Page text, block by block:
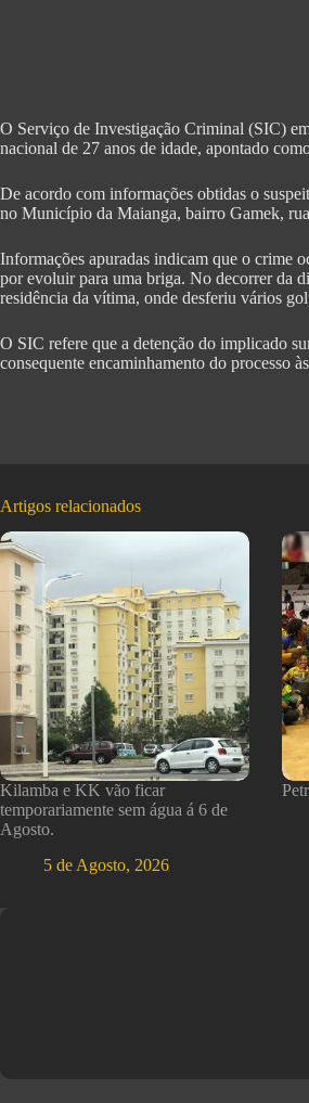
O Serviço de Investigação Criminal (SIC)
nacional de 27 anos de idade, apontado
De acordo com informações obtidas o
no Município da Maianga, bairro Gamek,
Informações apuradas indicam que o crime
por evoluir para uma briga. No decorrer da
residência da vítima, onde desferiu vários
O SIC refere que a detenção do implicado
consequente encaminhamento do processo
Artigos relacionados
Kilamba e KK vão ficar
temporariamente sem água á 6 de
Agosto.
5 de Agosto, 2026